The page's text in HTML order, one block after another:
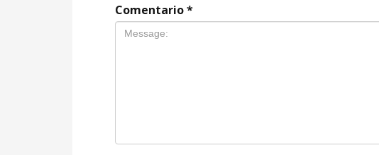
Comentario*